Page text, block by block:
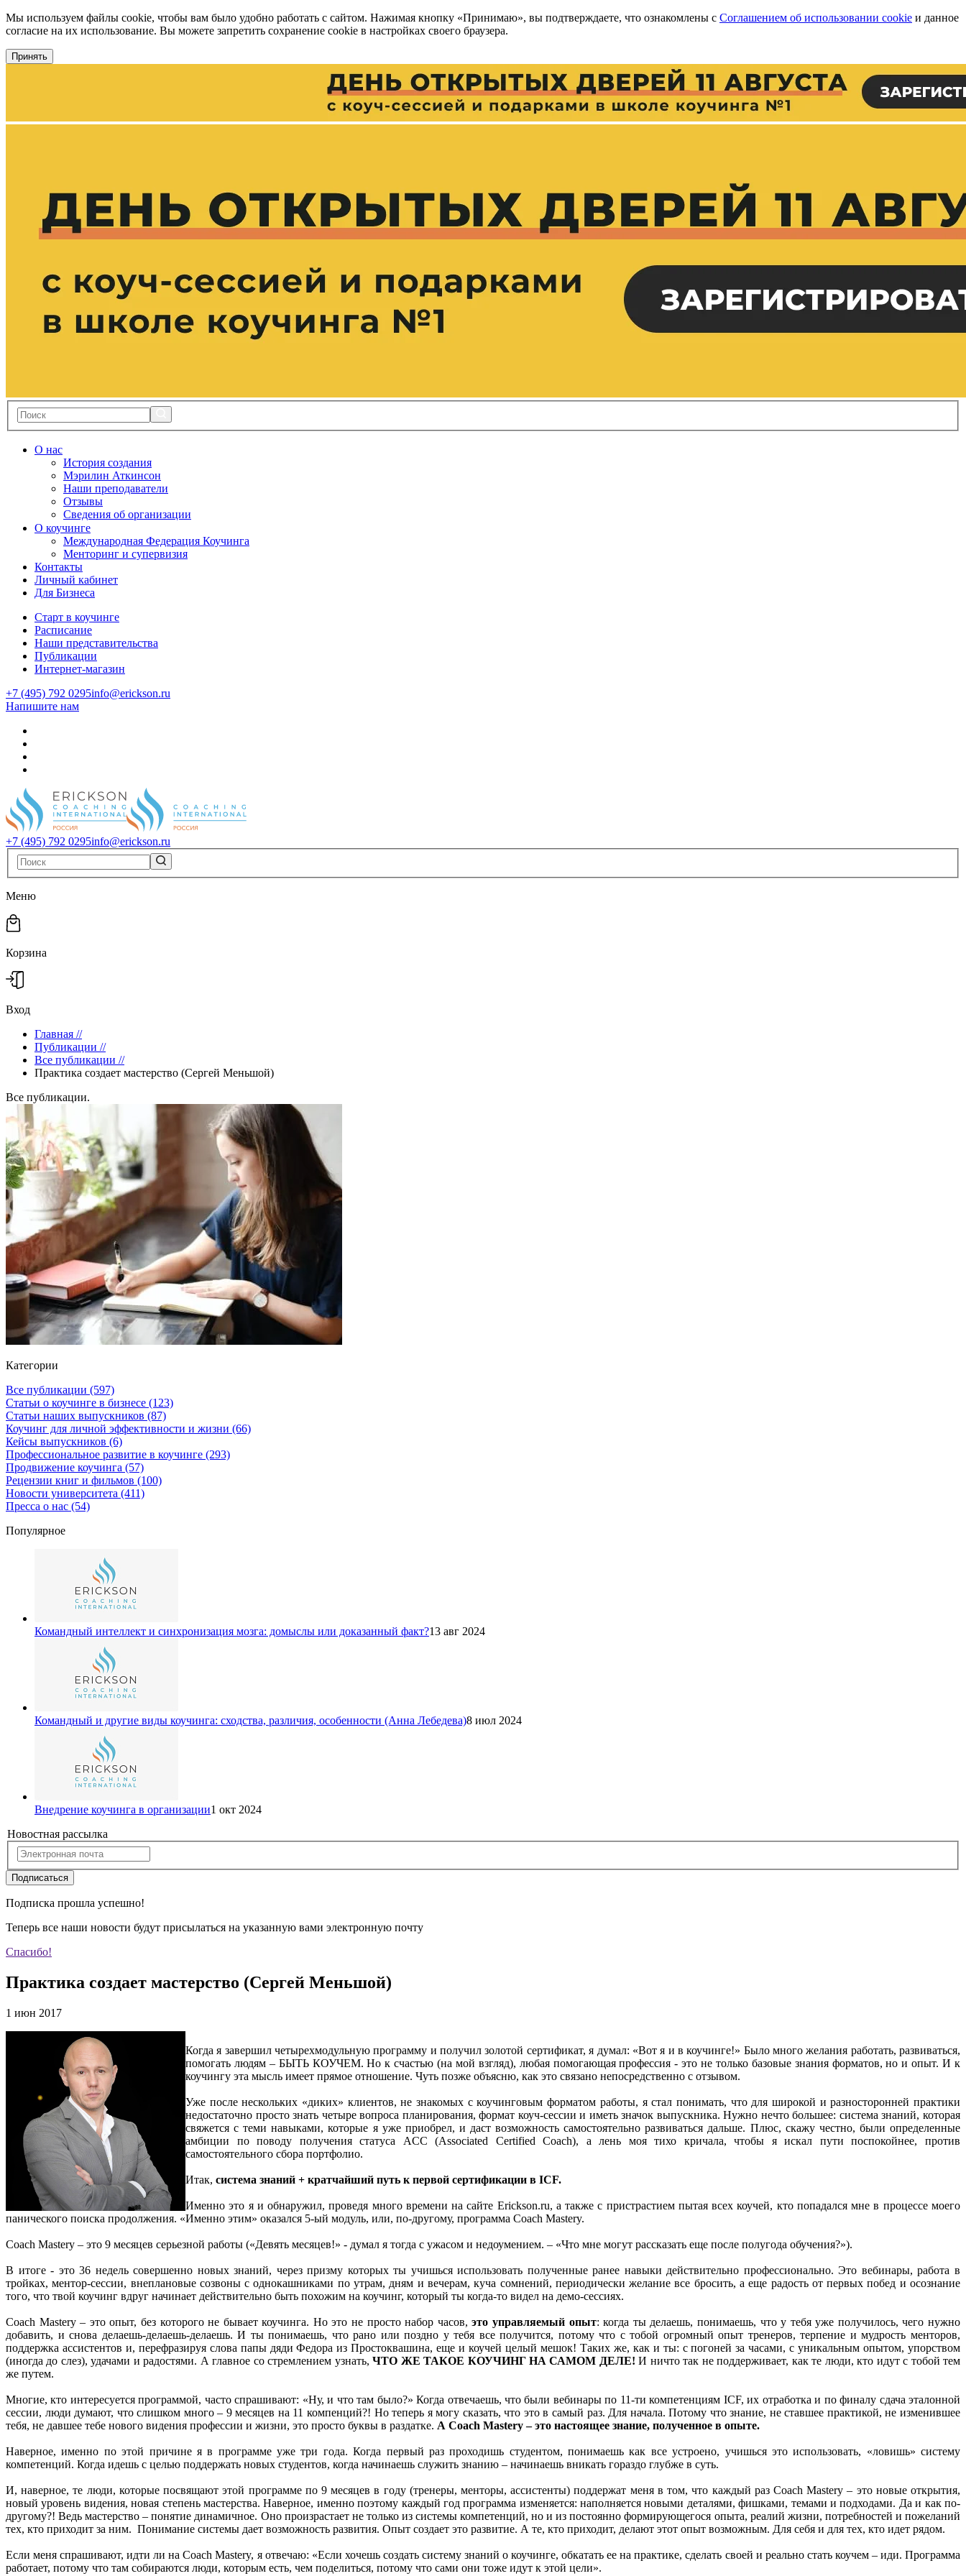
Мы используем файлы cookie, чтобы вам было удобно работать с сайтом. Нажимая кнопку «Принимаю», вы подтверждаете, что ознакомлены с Соглашением об использовании cookie и данное
согласие на их использование. Вы можете запретить сохранение cookie в настройках своего браузера.
Принять
О нас
История создания
Мэрилин Аткинсон
Наши преподаватели
Отзывы
Сведения об организации
О коучинге
Международная Федерация Коучинга
Менторинг и супервизия
Контакты
Личный кабинет
Для Бизнеса
Старт в коучинге
Расписание
Наши представительства
Публикации
Интернет-магазин
+7 (495) 792 0295info@erickson.ru
Напишите нам
+7 (495) 792 0295info@erickson.ru
Меню
Корзина
Вход
Главная //
Публикации //
Все публикации //
Практика создает мастерство (Сергей Меньшой)
Все публикации.
Категории
Все публикации (597)
Статьи о коучинге в бизнесе (123)
Статьи наших выпускников (87)
Коучинг для личной эффективности и жизни (66)
Кейсы выпускников (6)
Профессиональное развитие в коучинге (293)
Продвижение коучинга (57)
Рецензии книг и фильмов (100)
Новости университета (411)
Пресса о нас (54)
Популярное
Командный интеллект и синхронизация мозга: домыслы или доказанный факт?13 авг 2024
Командный и другие виды коучинга: сходства, различия, особенности (Анна Лебедева)8 июл 2024
Внедрение коучинга в организации1 окт 2024
Новостная рассылка
Подписаться
Подписка прошла успешно!
Теперь все наши новости будут присылаться на указанную вами электронную почту
Спасибо!
Практика создает мастерство (Сергей Меньшой)
1 июн 2017
Когда я завершил четырехмодульную программу и получил золотой сертификат, я думал: «Вот я и в коучинге!» Было много желания работать, развиваться,
помогать людям – БЫТЬ КОУЧЕМ. Но к счастью (на мой взгляд), любая помогающая профессия - это не только базовые знания форматов, но и опыт. И к
коучингу эта мысль имеет прямое отношение. Чуть позже объясню, как это связано непосредственно с отзывом.
Уже после нескольких «диких» клиентов, не знакомых с коучинговым форматом работы, я стал понимать, что для широкой и разносторонней практики
недостаточно просто знать четыре вопроса планирования, формат коуч-сессии и иметь значок выпускника. Нужно нечто большее: система знаний, которая
свяжется с теми навыками, которые я уже приобрел, и даст возможность самостоятельно развиваться дальше. Плюс, скажу честно, были определенные
амбиции по поводу получения статуса ACC (Associated Certified Coach), а лень моя тихо кричала, чтобы я искал пути поспокойнее, против
самостоятельного сбора портфолио.
Итак, система знаний + кратчайший путь к первой сертификации в ICF.
Именно это я и обнаружил, проведя много времени на сайте Erickson.ru, а также с пристрастием пытая всех коучей, кто попадался мне в процессе моего
панического поиска продолжения. «Именно этим» оказался 5-ый модуль, или, по-другому, программа Coach Mastery.
Coach Mastery – это 9 месяцев серьезной работы («Девять месяцев!» - думал я тогда с ужасом и недоумением. – «Что мне могут рассказать еще после полугода обучения?»).
В итоге - это 36 недель совершенно новых знаний, через призму которых ты учишься использовать полученные ранее навыки действительно профессионально. Это вебинары, работа в
тройках, ментор-сессии, внеплановые созвоны с однокашниками по утрам, дням и вечерам, куча сомнений, периодически желание все бросить, а еще радость от первых побед и осознание
того, что твой коучинг вдруг начинает действительно быть похожим на коучинг, который ты когда-то видел на демо-сессиях.
Coach Mastery – это опыт, без которого не бывает коучинга. Но это не просто набор часов,это управляемый опыт: когда ты делаешь, понимаешь, что у тебя уже получилось, чего нужно
добавить, и снова делаешь-делаешь-делаешь. И ты понимаешь, что рано или поздно у тебя все получится, потому что с тобой огромный опыт тренеров, терпение и мудрость менторов,
поддержка ассистентов и, перефразируя слова папы дяди Федора из Простоквашина, еще и коучей целый мешок! Таких же, как и ты: с погоней за часами, с уникальным опытом, упорством
(иногда до слез), удачами и радостями. А главное со стремлением узнать,ЧТО ЖЕ ТАКОЕ КОУЧИНГ НА САМОМ ДЕЛЕ!И ничто так не поддерживает, как те люди, кто идут с тобой тем
же путем.
Многие, кто интересуется программой, часто спрашивают: «Ну, и что там было?» Когда отвечаешь, что были вебинары по 11-ти компетенциям ICF, их отработка и по финалу сдача эталонной
сессии, люди думают, что слишком много – 9 месяцев на 11 компенций?! Но теперь я могу сказать, что это в самый раз. Для начала. Потому что знание, не ставшее практикой, не изменившее
тебя, не давшее тебе нового видения профессии и жизни, это просто буквы в раздатке. А Coach Mastery – это настоящее знание, полученное в опыте.
Наверное, именно по этой причине я в программе уже три года. Когда первый раз проходишь студентом, понимаешь как все устроено, учишься это использовать, «ловишь» систему
компетенций. Когда идешь с целью поддержать новых студентов, когда начинаешь служить знанию – начинаешь вникать гораздо глубже в суть.
И, наверное, те люди, которые посвящают этой программе по 9 месяцев в году (тренеры, менторы, ассистенты) поддержат меня в том, что каждый раз Coach Mastery – это новые открытия,
новый уровень видения, новая степень мастерства. Наверное, именно поэтому каждый год программа изменяется: наполняется новыми деталями, фишками, темами и подходами. Да и как по-
другому?! Ведь мастерство – понятие динамичное. Оно произрастает не только из системы компетенций, но и из постоянно формирующегося опыта, реалий жизни, потребностей и пожеланий
тех, кто приходит за ним. Понимание системы дает возможность развития. Опыт создает это развитие. А те, кто приходит, делают этот опыт возможным. Для себя и для тех, кто идет рядом.
Если меня спрашивают, идти ли на Coach Mastery, я отвечаю: «Если хочешь создать систему знаний о коучинге, обкатать ее на практике, сделать своей и реально стать коучем – иди. Программа
работает, потому что там собираются люди, которым есть, чем поделиться, потому что сами они тоже идут к этой цели».